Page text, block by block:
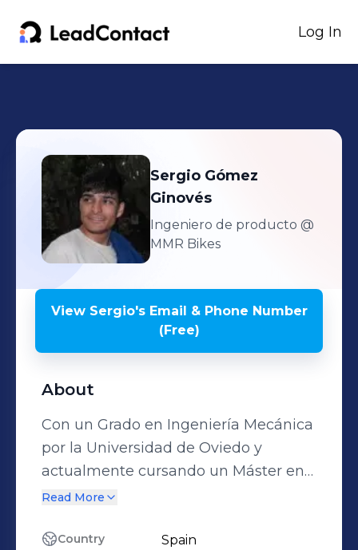
Log In
Sergio Gómez
Ginovés
Ingeniero de producto @
MMR Bikes
View Sergio'sEmail & Phone Number
(Free)
About
Con un Grado en Ingeniería Mecánica
por la Universidad de Oviedo y
actualmente cursando un Máster en
Simulación Numérica en Ingeniería
Politécnica de Madrid, he
Read More
Country Spain